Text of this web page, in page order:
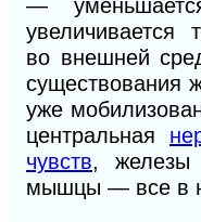
—
увеличивается
во внешней
существования
уже
центральная
чувств, железы
мышцы — все в